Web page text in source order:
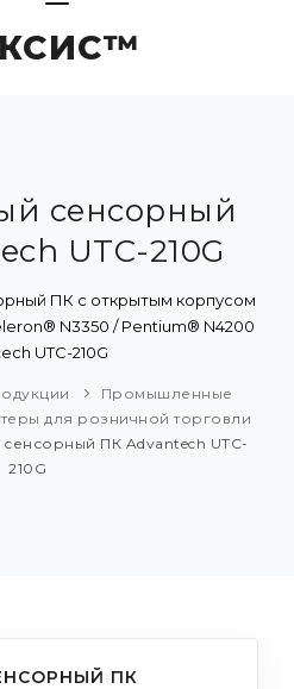
сенсорный
UTC-210G
ПК с открытым корпусом
N3350 / Pentium® N4200
UTC-210G
Промышленные
для розничной торговли
сенсорный ПК Advantech UTC-
210G
ПК